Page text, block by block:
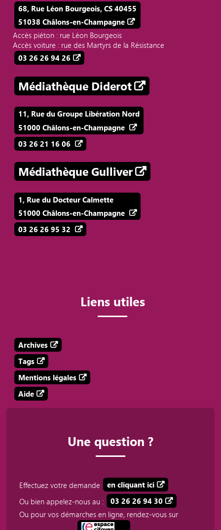
68, Rue Léon Bourgeois, CS 40455
51038 Châlons-en-Champagne
Accès piéton : rue Léon Bourgeois
Accès voiture : rue des Martyrs de la Résistance
03 26 26 94 26
Médiathèque Diderot
11, Rue du Groupe Libération Nord
51000 Châlons-en-Champagne
03 26 21 16 06
Médiathèque Gulliver
1, Rue du Docteur Calmette
51000 Châlons-en-Champagne
03 26 26 95 32
Liens utiles
Archives
Tags
Mentions légales
Aide
Une question ?
Effectuez votre demande
en cliquant ici
Ou bien appelez-nous au :
03 26 26 94 30
Ou pour vos démarches en ligne, rendez-vous sur